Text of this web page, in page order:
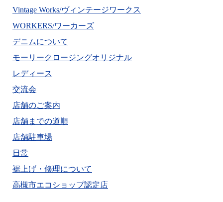
Vintage Works/ヴィンテージワークス
WORKERS/ワーカーズ
デニムについて
モーリークロージングオリジナル
レディース
交流会
店舗のご案内
店舗までの道順
店舗駐車場
日常
裾上げ・修理について
高槻市エコショップ認定店